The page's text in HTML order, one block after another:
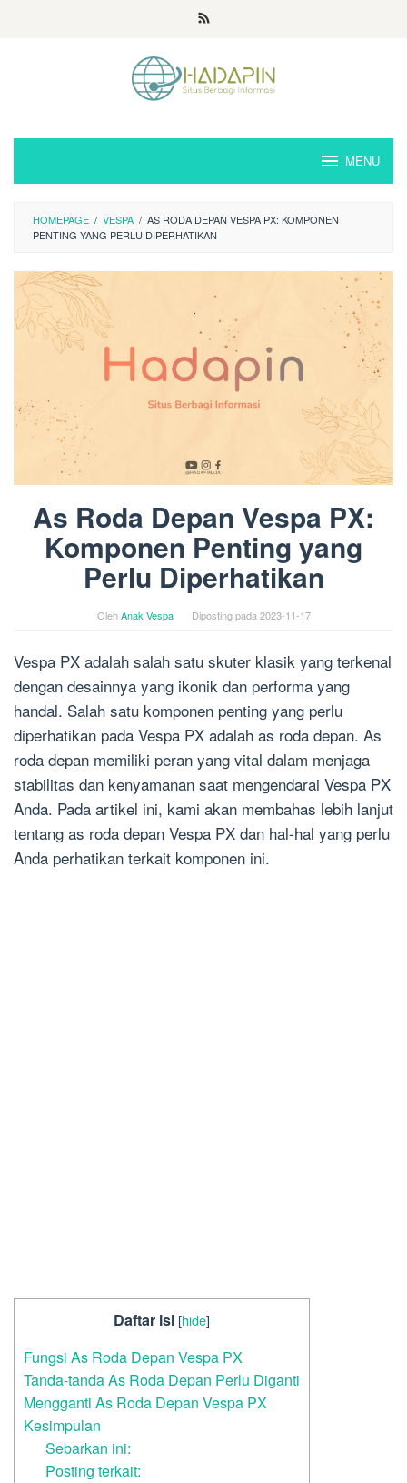
MENU
HOMEPAGE / VESPA / AS RODA DEPAN VESPA PX: KOMPONEN
PENTING YANG PERLU DIPERHATIKAN
As Roda Depan Vespa PX:
Komponen Penting yang
Perlu Diperhatikan
OlehAnak Vespa Diposting pada 2023-11-17
Vespa PX adalah salah satu skuter klasik yang terkenal
dengan desainnya yang ikonik dan performa yang
handal. Salah satu komponen penting yang perlu
diperhatikan pada Vespa PX adalah as roda depan. As
roda depan memiliki peran yang vital dalam menjaga
stabilitas dan kenyamanan saat mengendarai Vespa PX
Anda. Pada artikel ini, kami akan membahas lebih lanjut
tentang as roda depan Vespa PX dan hal-hal yang perlu
Anda perhatikan terkait komponen ini.
Daftar isi [hide]
Fungsi As Roda Depan Vespa PX
Tanda-tanda As Roda Depan Perlu Diganti
Mengganti As Roda Depan Vespa PX
Kesimpulan
Sebarkan ini:
Posting terkait: